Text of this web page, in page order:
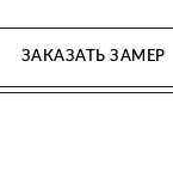
ЗАКАЗАТЬ ЗАМЕР